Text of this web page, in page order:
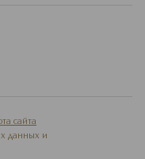
сайта
данных и